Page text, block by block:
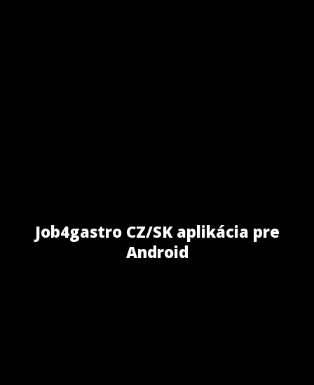
Job4gastro CZ/SK aplikácia pre
Android